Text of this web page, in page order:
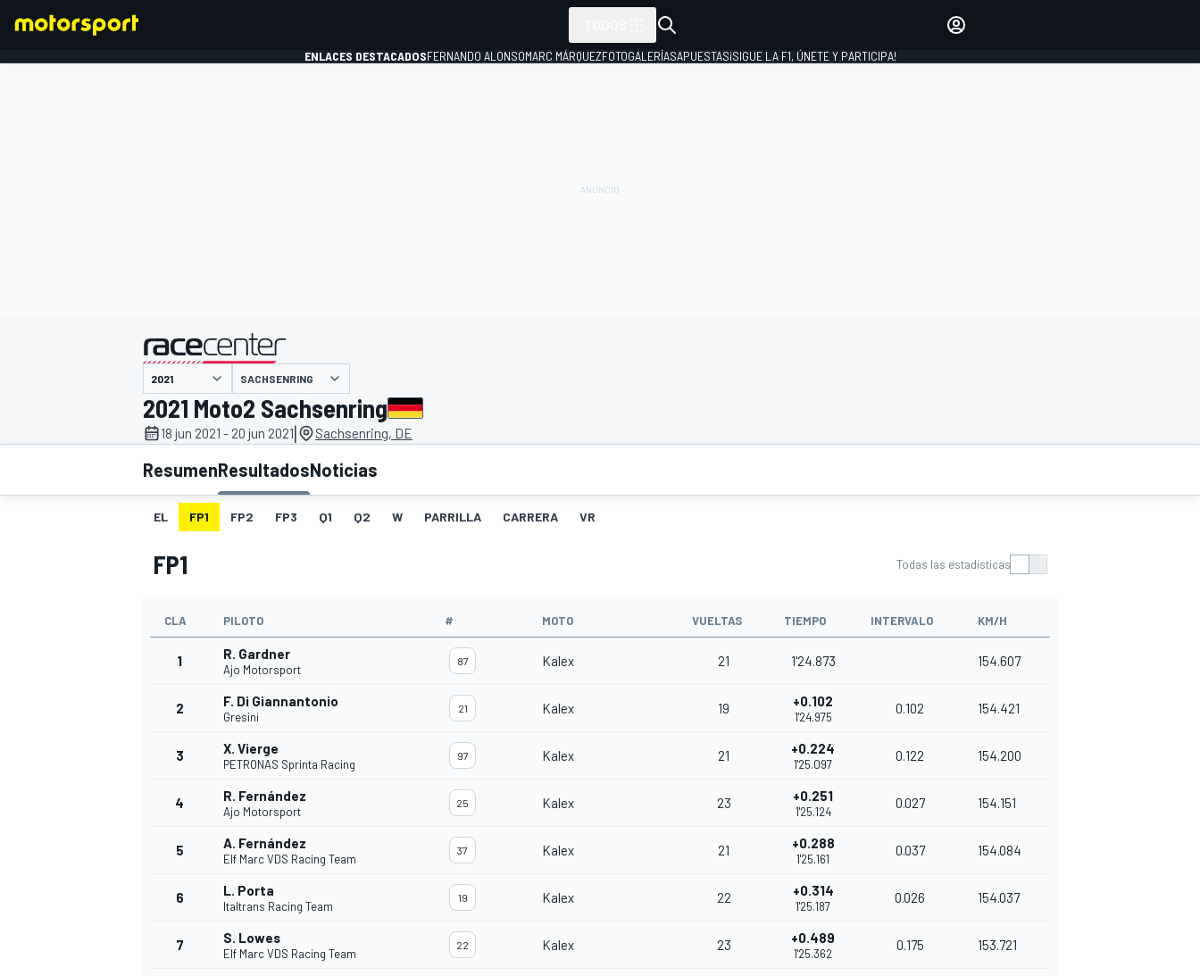
INDYCAR WRC
ENLACES DESTACADOSFERNANDO ALONSOMARC MÁRQUEZFOTOGALERÍASAPUESTAS¡SIGUE LA F1, ÚNETE Y PARTICIPA!
presentado por
SACHSENRING
2021 Moto2 Sachsenring
18 jun 2021 - 20 jun 2021| Sachsenring, DE
ResumenResultadosNoticias
EL FP1 FP2 FP3 Q1 Q2 W PARRILLA CARRERA VR
FP1 Todas las estadísticas
CLA PILOTO # MOTO VUELTAS TIEMPO INTERVALO KM/H
1 R. Gardner
Ajo Motorsport
87 Kalex 21 1'24.873 154.607
2 F. Di Giannantonio
Gresini
21 Kalex 19 +0.102
1'24.975
0.102 154.421
3 X. Vierge
PETRONAS Sprinta Racing
97 Kalex 21 +0.224
1'25.097
0.122 154.200
4 R. Fernández
Ajo Motorsport
25 Kalex 23 +0.251
1'25.124
0.027 154.151
5 A. Fernández
Elf Marc VDS Racing Team
37 Kalex 21 +0.288
1'25.161
0.037 154.084
6 L. Porta
Italtrans Racing Team
19 Kalex 22 +0.314
1'25.187
0.026 154.037
7 S. Lowes
Elf Marc VDS Racing Team
22 Kalex 23 +0.489
1'25.362
0.175 153.721